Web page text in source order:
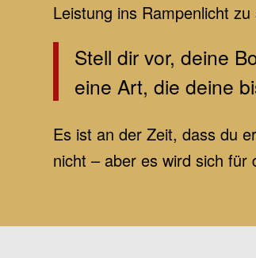
Leistung ins Rampenlicht
Stell dir vor, deine
eine Art, die deine
Es ist an der Zeit, dass du
nicht – aber es wird sich für